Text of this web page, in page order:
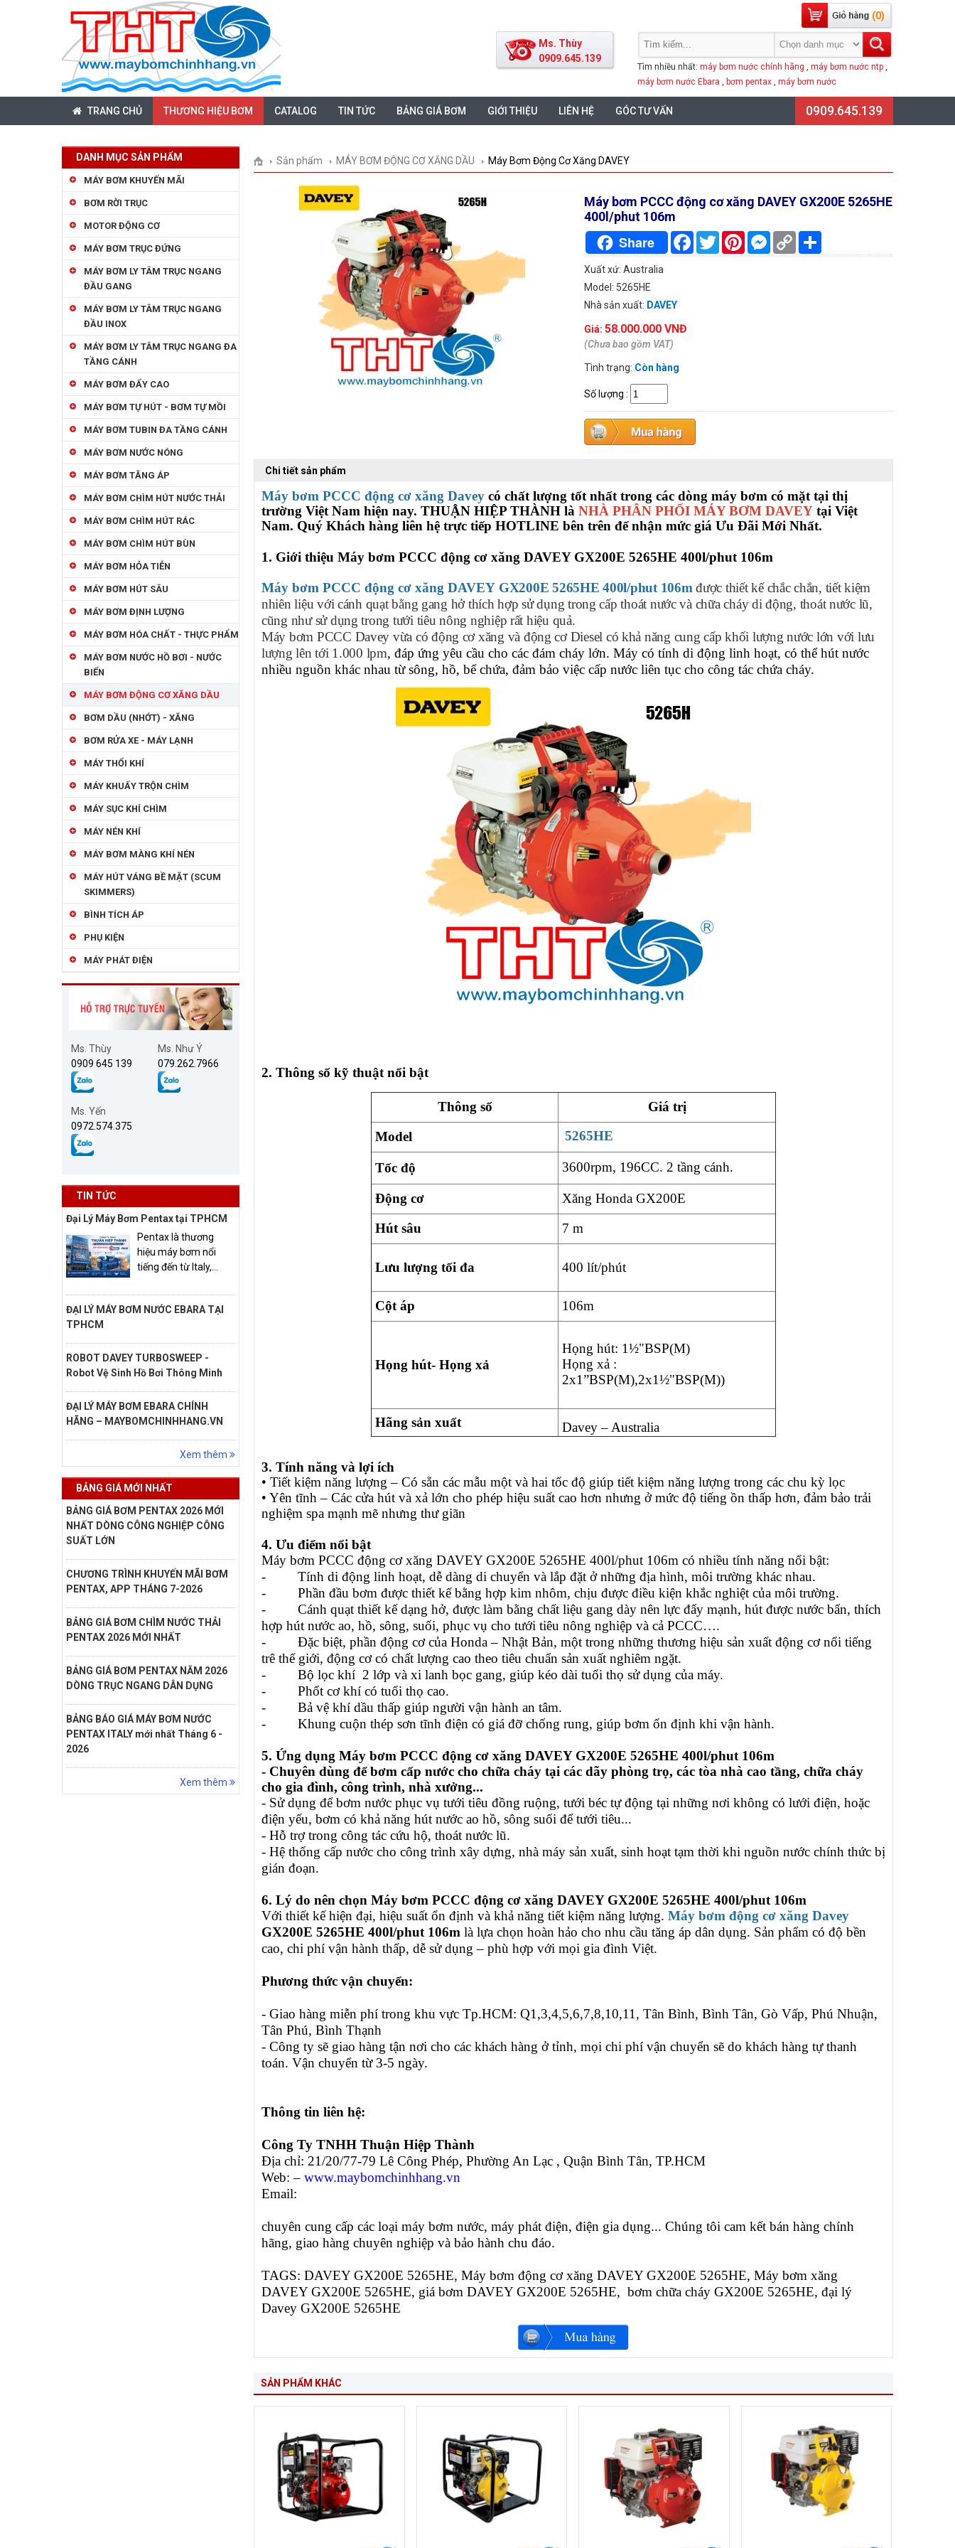
(0)
Tìm nhiều nhất: máy bơm nước chính hãng , máy bơm nước ntp ,
máy bơm nước Ebara , bơm pentax , máy bơm nước
Ms. Thùy
0909.645.139
TRANG CHỦ THƯƠNG HIỆU BƠM CATALOG TIN TỨC BẢNG GIÁ BƠM GIỚI THIỆU LIÊN HỆ GÓC TƯ VẤN 0909.645.139
DANH MỤC SẢN PHẨM
MÁY BƠM KHUYẾN MÃI
BƠM RỜI TRỤC
MOTOR ĐỘNG CƠ
MÁY BƠM TRỤC ĐỨNG
MÁY BƠM LY TÂM TRỤC NGANG
ĐẦU GANG
MÁY BƠM LY TÂM TRỤC NGANG
ĐẦU INOX
MÁY BƠM LY TÂM TRỤC NGANG ĐA
TẦNG CÁNH
MÁY BƠM ĐẨY CAO
MÁY BƠM TỰ HÚT - BƠM TỰ MỒI
MÁY BƠM TUBIN ĐA TẦNG CÁNH
MÁY BƠM NƯỚC NÓNG
MÁY BƠM TĂNG ÁP
MÁY BƠM CHÌM HÚT NƯỚC THẢI
MÁY BƠM CHÌM HÚT RÁC
MÁY BƠM CHÌM HÚT BÙN
MÁY BƠM HỎA TIỄN
MÁY BƠM HÚT SÂU
MÁY BƠM ĐỊNH LƯỢNG
MÁY BƠM HÓA CHẤT - THỰC PHẨM
MÁY BƠM NƯỚC HỒ BƠI - NƯỚC
BIỂN
MÁY BƠM ĐỘNG CƠ XĂNG DẦU
BƠM DẦU (NHỚT) - XĂNG
BƠM RỬA XE - MÁY LẠNH
MÁY THỔI KHÍ
MÁY KHUẤY TRỘN CHÌM
MÁY SỤC KHÍ CHÌM
MÁY NÉN KHÍ
MÁY BƠM MÀNG KHÍ NÉN
MÁY HÚT VÁNG BỀ MẶT (SCUM
SKIMMERS)
BÌNH TÍCH ÁP
PHỤ KIỆN
MÁY PHÁT ĐIỆN
Ms. Thùy
0909 645 139
Ms. Như Ý
079.262.7966
Ms. Yến
0972.574.375
TIN TỨC
Đại Lý Máy Bơm Pentax tại TPHCM
Pentax là thương
hiệu máy bơm nổi
tiếng đến từ Italy,...
ĐẠI LÝ MÁY BƠM NƯỚC EBARA TẠI
TPHCM
ROBOT DAVEY TURBOSWEEP -
Robot Vệ Sinh Hồ Bơi Thông Minh
ĐẠI LÝ MÁY BƠM EBARA CHÍNH
HÃNG – MAYBOMCHINHHANG.VN
Xem thêm
BẢNG GIÁ MỚI NHẤT
BẢNG GIÁ BƠM PENTAX 2026 MỚI
NHẤT DÒNG CÔNG NGHIỆP CÔNG
SUẤT LỚN
CHƯƠNG TRÌNH KHUYẾN MÃI BƠM
PENTAX, APP THÁNG 7-2026
BẢNG GIÁ BƠM CHÌM NƯỚC THẢI
PENTAX 2026 MỚI NHẤT
BẢNG GIÁ BƠM PENTAX NĂM 2026
DÒNG TRỤC NGANG DÂN DỤNG
BẢNG BÁO GIÁ MÁY BƠM NƯỚC
PENTAX ITALY mới nhất Tháng 6 -
2026
Xem thêm
Sản phẩm MÁY BƠM ĐỘNG CƠ XĂNG DẦU Máy Bơm Động Cơ Xăng DAVEY
Máy bơm PCCC động cơ xăng DAVEY GX200E 5265HE
400l/phut 106m
Share FacebookTwitterPinterestMessenger
Copy
Link
Xuất xứ: Australia
Model: 5265HE
Nhà sản xuất: DAVEY
Giá: 58.000.000 VNĐ
(Chưa bao gồm VAT)
Tình trạng: Còn hàng
Số lượng :
Chi tiết sản phẩm
Máy bơm PCCC động cơ xăng Davey có chất lượng tốt nhất trong các dòng máy bơm có mặt tại thị
trường Việt Nam hiện nay. THUẬN HIỆP THÀNH là NHÀ PHÂN PHỐI MÁY BƠM DAVEY tại Việt
Nam. Quý Khách hàng liên hệ trực tiếp HOTLINE bên trên để nhận mức giá Ưu Đãi Mới Nhất.
1. Giới thiệu Máy bơm PCCC động cơ xăng DAVEY GX200E 5265HE 400l/phut 106m
Máy bơm PCCC động cơ xăng DAVEY GX200E5265HE 400l/phut 106m được thiết kế chắc chắn, tiết kiệm
nhiên liệu với cánh quạt bằng gang hở thích hợp sử dụng trong cấp thoát nước và chữa cháy di động, thoát nước lũ,
cũng như sử dụng trong tưới tiêu nông nghiệp rất hiệu quả.
Máy bơm PCCC Davey vừa có động cơ xăng và động cơ Diesel có khả năng cung cấp khối lượng nước lớn với lưu
lượng lên tới 1.000 lpm, đáp ứng yêu cầu cho các đám cháy lớn. Máy có tính di động linh hoạt, có thể hút nước
nhiều nguồn khác nhau từ sông, hồ, bể chứa, đảm bảo việc cấp nước liên tục cho công tác chứa cháy.
2. Thông số kỹ thuật nổi bật
Thông số
Giá trị
Model
5265HE
Tốc độ 3600rpm, 196CC. 2 tầng cánh.
Động cơ
Xăng Honda GX200E
Hút sâu
7 m
Lưu lượng tối đa 400 lít/phút
Cột áp 106m
Họng hút- Họng xả
Họng hút: 1½"BSP(M)
Họng xả :
2x1”BSP(M),2x1½"BSP(M))
Hãng sản xuất Davey – Australia
3. Tính năng và lợi ích
• Tiết kiệm năng lượng – Có sẵn các mẫu một và hai tốc độ giúp tiết kiệm năng lượng trong các chu kỳ lọc
• Yên tĩnh – Các cửa hút và xả lớn cho phép hiệu suất cao hơn nhưng ở mức độ tiếng ồn thấp hơn, đảm bảo trải
nghiệm spa mạnh mẽ nhưng thư giãn
4. Ưu điểm nổi bật
Máy bơm PCCC động cơ xăng DAVEY GX200E 5265HE 400l/phut 106m có nhiều tính năng nổi bật:
-
Tính di động linh hoạt, dễ dàng di chuyển và lắp đặt ở những địa hình, môi trường khác nhau.
-
Phần đầu bơm được thiết kế bằng hợp kim nhôm, chịu được điều kiện khắc nghiệt của môi trường.
-
Cánh quạt thiết kế dạng hở, được làm bằng chất liệu gang dày nên lực đẩy mạnh, hút được nước bẩn, thích
hợp hút nước ao, hồ, sông, suối, phục vụ cho tưới tiêu nông nghiệp và cả PCCC….
-
Đặc biệt, phần động cơ của Honda – Nhật Bản, một trong những thương hiệu sản xuất động cơ nổi tiếng
trê thế giới, động cơ có chất lượng cao theo tiêu chuẩn sản xuất nghiêm ngặt.
- Bộ lọc khí 2 lớp và xi lanh bọc gang, giúp kéo dài tuổi thọ sử dụng của máy.
-
Phốt cơ khí có tuổi thọ cao.
-
Bả vệ khí dầu thấp giúp người vận hành an tâm.
-
Khung cuộn thép sơn tĩnh điện có giá đỡ chống rung, giúp bơm ổn định khi vận hành.
5. Ứng dụng Máy bơm PCCC động cơ xăng DAVEY GX200E 5265HE 400l/phut 106m
- Chuyên dùng để bơm cấp nước cho chữa cháy tại các dãy phòng trọ, các tòa nhà cao tầng, chữa cháy
cho gia đình, công trình, nhà xưởng...
- Sử dụng để bơm nước phục vụ tưới tiêu đồng ruộng, tưới béc tự động tại những nơi không có lưới điện, hoặc
điện yếu, bơm có khả năng hút nước ao hồ, sông suối để tưới tiêu...
- Hỗ trợ trong công tác cứu hộ, thoát nước lũ.
- Hệ thống cấp nước cho công trình xây dựng, nhà máy sản xuất, sinh hoạt tạm thời khi nguồn nước chính thức bị
gián đoạn.
6. Lý do nên chọn Máy bơm PCCC động cơ xăng DAVEY GX200E 5265HE 400l/phut 106m
Với thiết kế hiện đại, hiệu suất ổn định và khả năng tiết kiệm năng lượng. Máy bơm động cơ xăng Davey
GX200E 5265HE 400l/phut 106m là lựa chọn hoàn hảo cho nhu cầu tăng áp dân dụng. Sản phẩm có độ bền
cao, chi phí vận hành thấp, dễ sử dụng – phù hợp với mọi gia đình Việt.
Phương thức vận chuyển:
- Giao hàng miễn phí trong khu vực Tp.HCM: Q1,3,4,5,6,7,8,10,11, Tân Bình, Bình Tân, Gò Vấp, Phú Nhuận,
Tân Phú, Bình Thạnh
- Công ty sẽ giao hàng tận nơi cho các khách hàng ở tỉnh, mọi chi phí vận chuyển sẽ do khách hàng tự thanh
toán. Vận chuyển từ 3-5 ngày.
Thông tin liên hệ:
Công Ty TNHH Thuận Hiệp Thành
Địa chỉ: 21/20/77-79 Lê Công Phép, Phường An Lạc , Quận Bình Tân, TP.HCM
Web: – www.maybomchinhhang.vn
Email:
chuyên cung cấp các loại máy bơm nước, máy phát điện, điện gia dụng... Chúng tôi cam kết bán hàng chính
hãng, giao hàng chuyên nghiệp và bảo hành chu đáo.
TAGS: DAVEY GX200E 5265HE, Máy bơm động cơ xăng DAVEY GX200E 5265HE, Máy bơm xăng
DAVEY GX200E 5265HE, giá bơm DAVEY GX200E 5265HE, bơm chữa cháy GX200E 5265HE, đại lý
Davey GX200E 5265HE
SẢN PHẨM KHÁC